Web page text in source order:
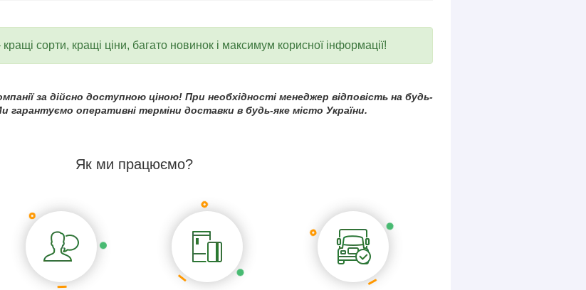
сорти, кращі ціни, багато новинок і максимум корисної інформації!
за дійсно доступною ціною! При необхідності менеджер відповість на будь-
гарантуємо оперативні терміни доставки в будь-яке місто України.
Як ми працюємо?